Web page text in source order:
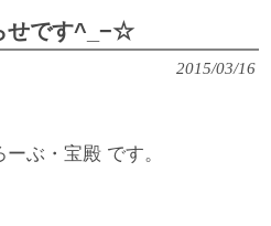
せです^_−☆
2015/03/16
ぶ・宝殿 です。